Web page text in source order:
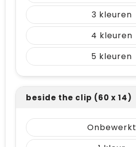
3
4
5
beside the clip (60 x 14)
Onbewerkt